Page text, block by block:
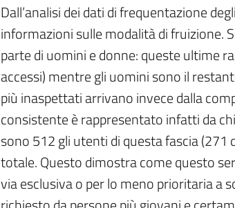
Dall’analisi dei dati di frequentazione
informazioni sulle modalità di fruizione.
parte di uomini e donne: queste ultime
accessi) mentre gli uomini sono il
più inaspettati arrivano invece dalla
consistente è rappresentato infatti da
sono 512 gli utenti di questa fascia (271
totale. Questo dimostra come questo
via esclusiva o per lo meno prioritaria a